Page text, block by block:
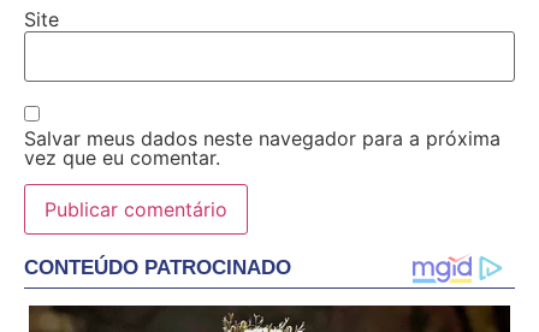
Site
Salvar meus dados neste navegador para a próxima
vez que eu comentar.